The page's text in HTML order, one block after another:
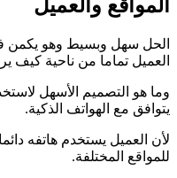
المواقع والعميل
الحل سهل وبسيط وهو يكمن
العميل تماما من ناحية كيف
وما هو التصميم الأسهل
يتوافق مع الهواتف الذكية.
لأن العميل يستخدم هاتفه
للمواقع المختلفة.